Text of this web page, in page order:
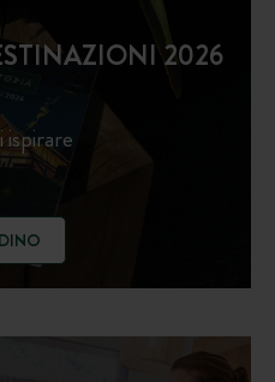
2026
ispirare